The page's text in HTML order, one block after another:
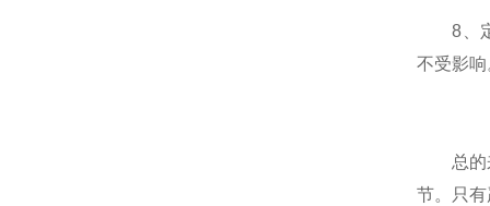
8、定
不受影响
总的来
节。只